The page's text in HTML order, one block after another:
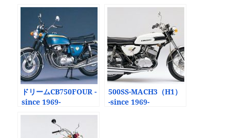
ドリームCB750FOUR -
since 1969-
500SS-MACH3（H1）
-since 1969-